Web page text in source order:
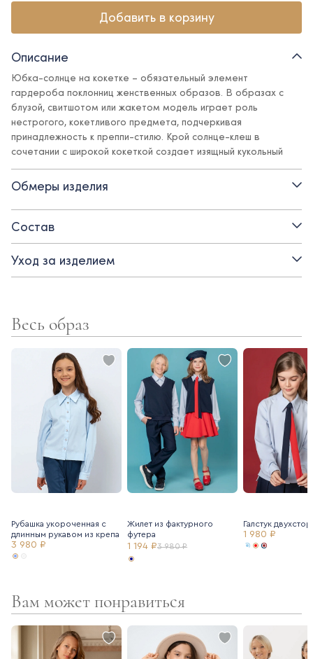
Добавить в корзину
Описание
Юбка-солнце на кокетке – обязательный элемент
гардероба поклонниц женственных образов. В образах с
блузой, свитшотом или жакетом модель играет роль
нестрогого, кокетливого предмета, подчеркивая
принадлежность к преппи-стилю. Крой солнце-клеш в
сочетании с широкой кокеткой создает изящный кукольный
силуэт. Костюмная ткань красивых и актуальных оттенков
подчеркивает все выигрышные детали дизайна и отлично
сочетается с базовыми предметами гардероба в стиле
Ole!twice.
- материал верха – костюмная поливискозная ткань:
- регулирующаяся резинка в поясе
- кокетка
- боковая молния
Для создания праздничного образа рекомендуем подъюбник
Ole!twice (артикул 7205111).
Обмеры изделия
Состав
Уход за изделием
Весь образ
Рубашка укороченная с
длинным рукавом из крепа
3 980 ₽
Жилет из фактурного
футера
1 194 ₽3 980 ₽
Галстук
1 980 ₽
Вам может понравиться